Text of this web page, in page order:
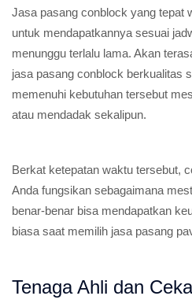
Jasa pasang conblock yang tepat
untuk mendapatkannya sesuai
menunggu terlalu lama. Akan
jasa pasang conblock berkualitas
memenuhi kebutuhan tersebut
atau mendadak sekalipun.
Berkat ketepatan waktu tersebut,
Anda fungsikan sebagaimana
benar-benar bisa mendapatkan
biasa saat memilih jasa pasang
Tenaga Ahli dan